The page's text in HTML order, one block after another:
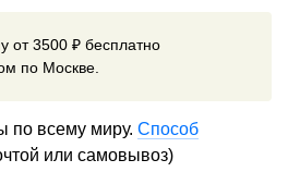
от 3500 ₽ бесплатно
по Москве.
по всему миру. Способ
или самовывоз)